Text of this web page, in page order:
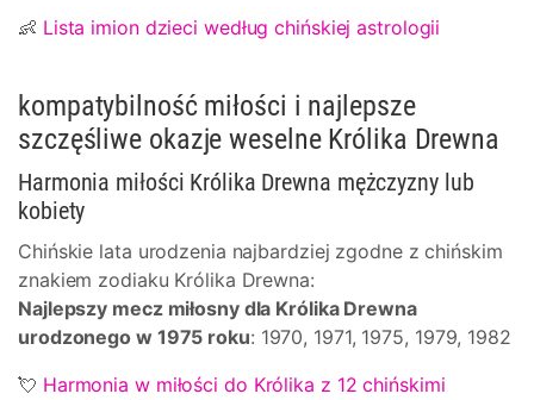
👶 Lista imion dzieci według chińskiej astrologii
kompatybilność miłości i najlepsze
szczęśliwe okazje weselne Królika Drewna
Harmonia miłości Królika Drewna mężczyzny lub
kobiety
Chińskie lata urodzenia najbardziej zgodne z chińskim
znakiem zodiaku Królika Drewna:
Najlepszy mecz miłosny dla Królika Drewna
urodzonego w 1975 roku: 1970, 1971, 1975, 1979, 1982
💘 Harmonia w miłości do Królika z 12 chińskimi